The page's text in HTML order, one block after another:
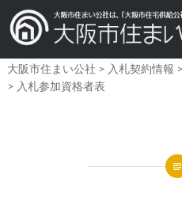
ン
ン
ツ
大阪市住まい公社 > 入札契約情報 >
> 入札参加資格者表